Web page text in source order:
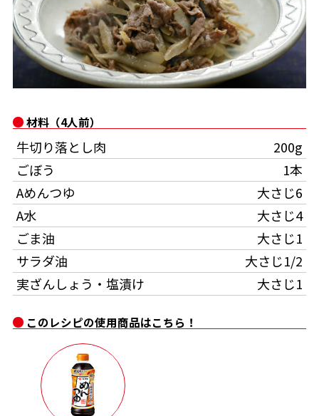
旨さ、別格。だし屋の鍋 韓福善シリーズ
主菜レシピ
汁物レシピ
おいしいレシピを商品から探す
かつお節レシピ
めんつゆレシピ
割烹白だしレシピ
レシピ特設サイト
割烹白だしレシピ特集
かつお節の削り方
かつお節・だしをもっと知る
かつお節・だしを楽しむ
だしコミュ
キャンペーン一覧
企業情報
- 百年対話
採用情報
- ジョブリターン制
お問い合わせ
ヤマキお客様相談室
オンラインショップ
Global
このレシピの使用商品はこちら！
材料（4人前）
牛切り落とし肉
200g
ごぼう
1本
Aめんつゆ
大さじ6
A水
大さじ4
ごま油
大さじ1
サラダ油
大さじ1/2
実ざんしょう・塩漬け
大さじ1